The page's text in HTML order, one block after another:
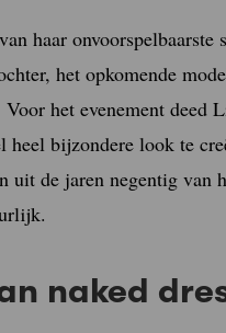
haar
het opkomende
het evenement deed
bijzondere look te
uit de jaren negentig van
naked